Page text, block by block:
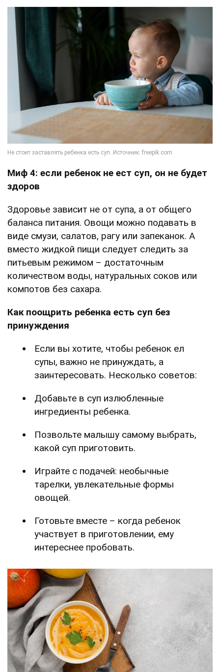
Миф 4: если ребенок не ест суп, он не будет
здоров
Здоровье зависит не от супа, а от общего
баланса питания. Овощи можно подавать в
виде смузи, салатов, рагу или запеканок. А
вместо жидкой пищи следует следить за
питьевым режимом – достаточным
количеством воды, натуральных соков или
компотов без сахара.
Как поощрить ребенка есть суп без
принуждения
Если вы хотите, чтобы ребенок ел
супы, важно не принуждать, а
заинтересовать. Несколько советов:
Добавьте в суп излюбленные
ингредиенты ребенка.
Позвольте малышу самому выбрать,
какой суп приготовить.
Играйте с подачей: необычные
тарелки, увлекательные формы
овощей.
Готовьте вместе – когда ребенок
участвует в приготовлении, ему
интереснее пробовать.